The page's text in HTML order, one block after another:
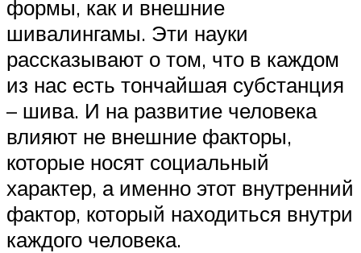
формы, как и внешние
шивалингамы. Эти науки
рассказывают о том, что в каждом
из нас есть тончайшая субстанция
– шива. И на развитие человека
влияют не внешние факторы,
которые носят социальный
характер, а именно этот внутренний
фактор, который находиться внутри
каждого человека.